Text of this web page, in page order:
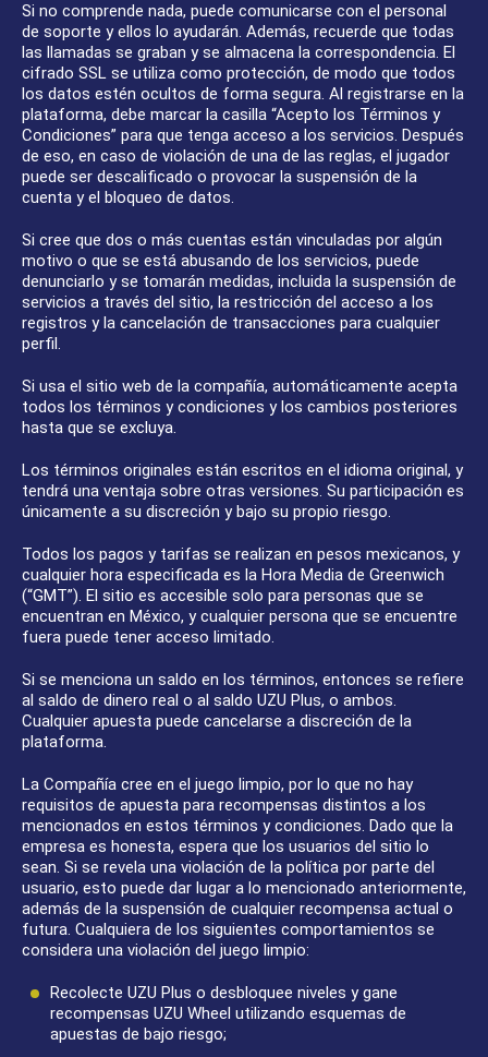
Si no comprende nada, puede comunicarse con el personal
de soporte y ellos lo ayudarán. Además, recuerde que todas
las llamadas se graban y se almacena la correspondencia. El
cifrado SSL se utiliza como protección, de modo que todos
los datos estén ocultos de forma segura. Al registrarse en la
plataforma, debe marcar la casilla “Acepto los Términos y
Condiciones” para que tenga acceso a los servicios. Después
de eso, en caso de violación de una de las reglas, el jugador
puede ser descalificado o provocar la suspensión de la
cuenta y el bloqueo de datos.
Si cree que dos o más cuentas están vinculadas por algún
motivo o que se está abusando de los servicios, puede
denunciarlo y se tomarán medidas, incluida la suspensión de
servicios a través del sitio, la restricción del acceso a los
registros y la cancelación de transacciones para cualquier
perfil.
Si usa el sitio web de la compañía, automáticamente acepta
todos los términos y condiciones y los cambios posteriores
hasta que se excluya.
Los términos originales están escritos en el idioma original, y
tendrá una ventaja sobre otras versiones. Su participación es
únicamente a su discreción y bajo su propio riesgo.
Todos los pagos y tarifas se realizan en pesos mexicanos, y
cualquier hora especificada es la Hora Media de Greenwich
(“GMT”). El sitio es accesible solo para personas que se
encuentran en México, y cualquier persona que se encuentre
fuera puede tener acceso limitado.
Si se menciona un saldo en los términos, entonces se refiere
al saldo de dinero real o al saldo UZU Plus, o ambos.
Cualquier apuesta puede cancelarse a discreción de la
plataforma.
La Compañía cree en el juego limpio, por lo que no hay
requisitos de apuesta para recompensas distintos a los
mencionados en estos términos y condiciones. Dado que la
empresa es honesta, espera que los usuarios del sitio lo
sean. Si se revela una violación de la política por parte del
usuario, esto puede dar lugar a lo mencionado anteriormente,
además de la suspensión de cualquier recompensa actual o
futura. Cualquiera de los siguientes comportamientos se
considera una violación del juego limpio:
Recolecte UZU Plus o desbloquee niveles y gane
recompensas UZU Wheel utilizando esquemas de
apuestas de bajo riesgo;